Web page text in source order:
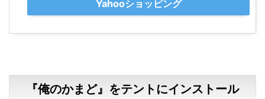
Yahooショッピング
『俺のかまど』をテントにインストール